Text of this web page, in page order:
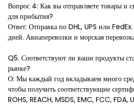
Вопрос 4: Как вы отправляете товары и
для прибытия?
Ответ: Отправка по DHL, UPS или
дней. Авиаперевозки и морская
Q5. Соответствуют ли ваши продукты
рынке?
О: Мы каждый год вкладываем много
чтобы получить соответствующие
ROHS, REACH, MSDS, EMC, FCC, FDA,